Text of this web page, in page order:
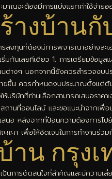
ะมาณจะต้องมีการแบ่งแยกค่าใช้จ่
างบ้าน
รลงทุนที่ต้องมีการพิจารณาอย่าง
มกันเลยทีเดียว 1. การเตรียมข้อ
างๆ นอกจากนี้ยังควรสำรวจงบป
ยขึ้น ควรกำหนดงบประมาณตั้งแต่
บริษัทที่ท่านเลือกสามารถเสนอร
ถานที่ออนไลน์ และขอแนะนำจา
นอ หลังจากที่ป้อนความต้องการไ
า เพื่อให้ชัดเจนในการทำงานร่ว
น กรุงเ
นการตัดสินใจที่สำคัญและมีความ